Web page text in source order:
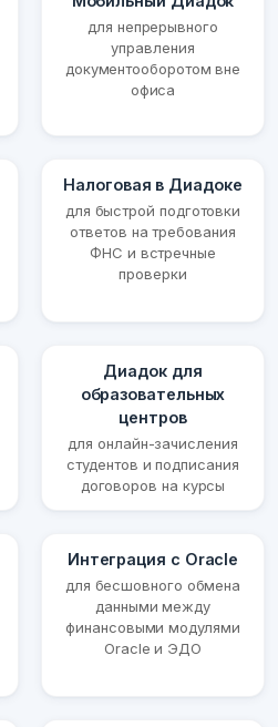
для непрерывного
управления
документооборотом вне
офиса
Налоговая в Диадоке
для быстрой подготовки
ответов на требования
ФНС и встречные
проверки
Диадок для
образовательных
центров
для онлайн-зачисления
студентов и подписания
договоров на курсы
Интеграция с Oracle
для бесшовного обмена
данными между
финансовыми модулями
Oracle и ЭДО